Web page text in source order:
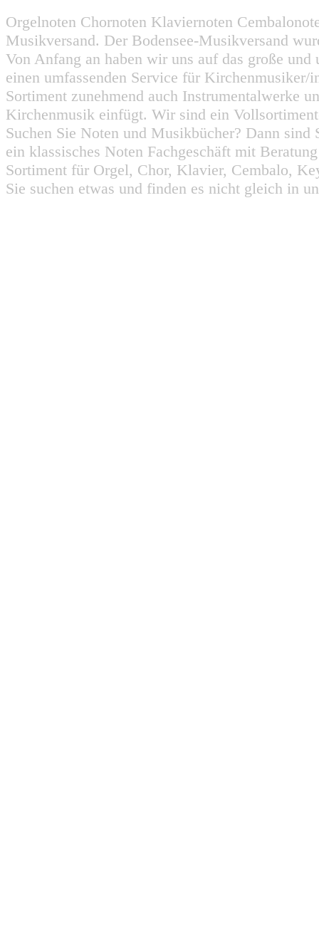
Orgelnoten Chornoten Klaviernoten
Musikversand. Der Bodensee-Musikversand
Von Anfang an haben wir uns auf das große
einen umfassenden Service für
Sortiment zunehmend auch Instrumentalwerke
Kirchenmusik einfügt. Wir sind ein
Suchen Sie Noten und Musikbücher? Dann
ein klassisches Noten Fachgeschäft mit
Sortiment für Orgel, Chor, Klavier, Cembalo,
Sie suchen etwas und finden es nicht gleich in